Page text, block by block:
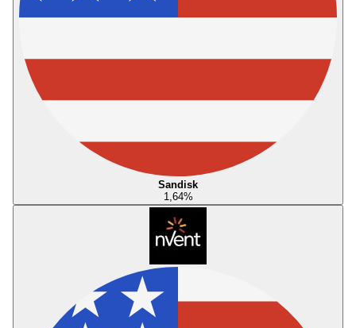
Sandisk
1,64%